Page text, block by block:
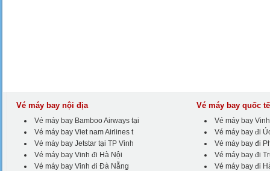
Vé máy bay nội địa
Vé máy bay Bamboo Airways tại
Vé máy bay Viet nam Airlines t
Vé máy bay Jetstar tại TP Vinh
Vé máy bay Vinh đi Hà Nội
Vé máy bay Vinh đi Đà Nẵng
Vé máy bay quốc tế
Vé máy bay
Vé máy bay đi
Vé máy bay đi
Vé máy bay đi
Vé máy bay đi